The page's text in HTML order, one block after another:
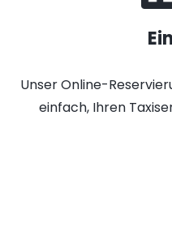
Unser Online-
einfach, Ihren